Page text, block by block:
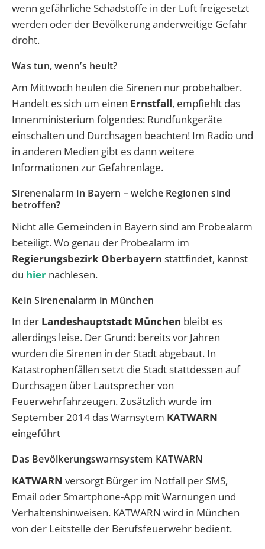
wenn gefährliche Schadstoffe in der Luft freigesetzt
werden oder der Bevölkerung anderweitige Gefahr
droht.
Was tun, wenn’s heult?
Am Mittwoch heulen die Sirenen nur probehalber.
Handelt es sich um einen Ernstfall, empfiehlt das
Innenministerium folgendes: Rundfunkgeräte
einschalten und Durchsagen beachten! Im Radio und
in anderen Medien gibt es dann weitere
Informationen zur Gefahrenlage.
Sirenenalarm in Bayern – welche Regionen sind
betroffen?
Nicht alle Gemeinden in Bayern sind am Probealarm
beteiligt. Wo genau der Probealarm im
Regierungsbezirk Oberbayern stattfindet, kannst
du hier nachlesen.
Kein Sirenenalarm in München
In der Landeshauptstadt München bleibt es
allerdings leise. Der Grund: bereits vor Jahren
wurden die Sirenen in der Stadt abgebaut. In
Katastrophenfällen setzt die Stadt stattdessen auf
Durchsagen über Lautsprecher von
Feuerwehrfahrzeugen. Zusätzlich wurde im
September 2014 das Warnsytem KATWARN
eingeführt
Das Bevölkerungswarnsystem KATWARN
KATWARN versorgt Bürger im Notfall per SMS,
Email oder Smartphone-App mit Warnungen und
Verhaltenshinweisen. KATWARN wird in München
von der Leitstelle der Berufsfeuerwehr bedient.